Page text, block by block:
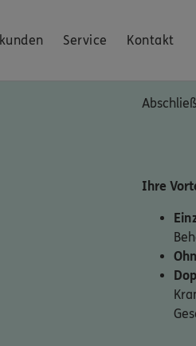
Service Kontakt
Ihre